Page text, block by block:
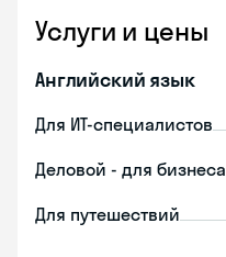
Услуги и цены
Английский язык
Для ИТ-специалистов
Деловой - для бизнеса
Для путешествий